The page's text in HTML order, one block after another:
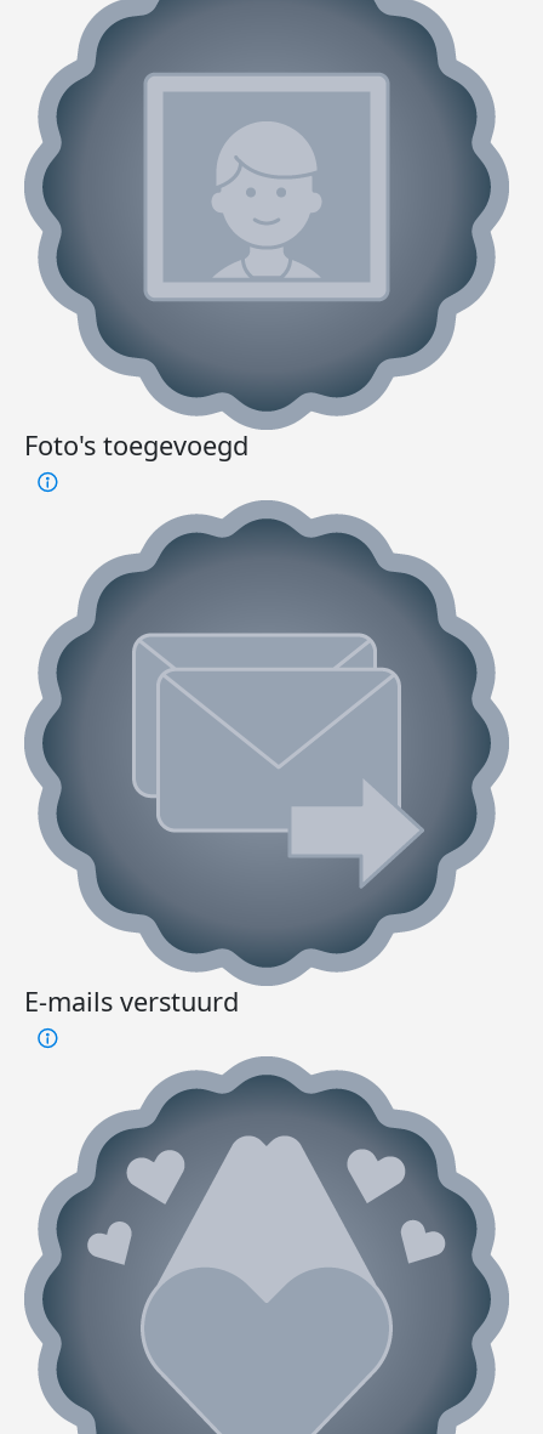
Foto's toegevoegd
E-mails verstuurd